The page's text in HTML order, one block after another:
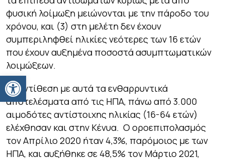
Ανοίξτε τη γραμμή εργαλείων
φυσική λοίμωξη μειώνονται με την πάροδο του
χρόνου, και (3) στη μελέτη δεν έχουν
συμπεριληφθεί ηλικίες νεότερες των 16 ετών
που έχουν αυξημένα ποσοστά ασυμπτωματικών
λοιμώξεων.
Σε αντίθεση με αυτά τα ενθαρρυντικά
αποτελέσματα από τις ΗΠΑ, πάνω από 3.000
αιμοδότες αντίστοιχης ηλικίας (16-64 ετών)
ελέχθησαν και στην Κένυα. Ο οροεπιπολασμός
τον Απρίλιο 2020 ήταν 4,3%, παρόμοιος με των
ΗΠΑ, και αυξήθηκε σε 48,5% τον Μάρτιο 2021,